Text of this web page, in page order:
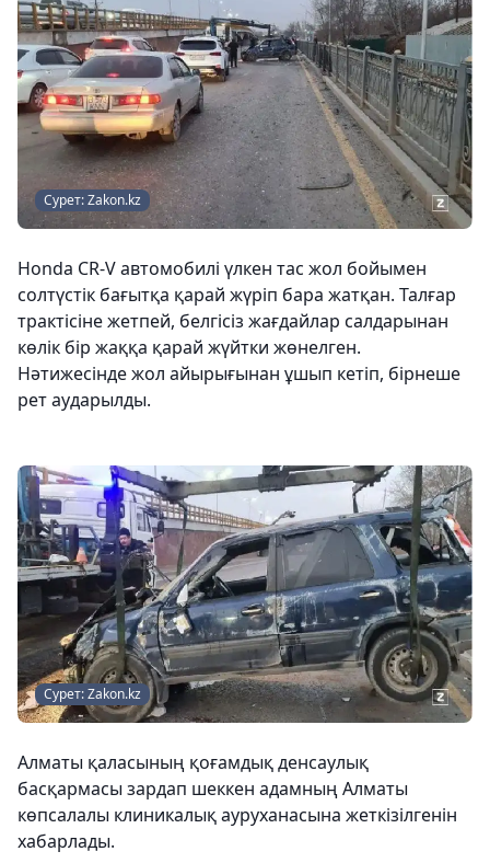
Сурет: Zakon.kz
Honda CR-V автомобилі үлкен тас жол бойымен
солтүстік бағытқа қарай жүріп бара жатқан. Талғар
трактісіне жетпей, белгісіз жағдайлар салдарынан
көлік бір жаққа қарай жүйтки жөнелген.
Нәтижесінде жол айырығынан ұшып кетіп, бірнеше
рет аударылды.
Сурет: Zakon.kz
Алматы қаласының қоғамдық денсаулық
басқармасы зардап шеккен адамның Алматы
көпсалалы клиникалық ауруханасына жеткізілгенін
хабарлады.